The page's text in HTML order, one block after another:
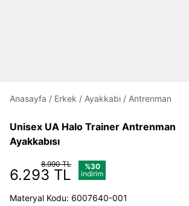
Anasayfa / Erkek / Ayakkabı / Antrenman
Unisex UA Halo Trainer Antrenman
Ayakkabısı
8.990 TL
6.293 TL
%30
indirim
Materyal Kodu: 6007640-001
Kolay iade ve değişim.
E-posta